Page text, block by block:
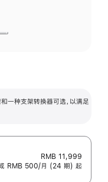
种支架转换器可选，以满足
RMB 11,999
RMB 500/月 (24 期) 起